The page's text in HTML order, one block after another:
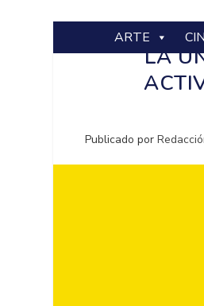
ARTE
LA
Publicado por